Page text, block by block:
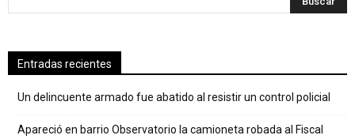
Entradas recientes
Un delincuente armado fue abatido al resistir un control policial
Apareció en barrio Observatorio la camioneta robada al Fiscal